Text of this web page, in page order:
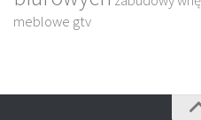
meblowe gtv